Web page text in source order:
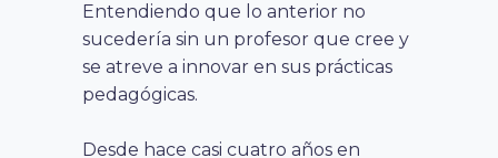
Entendiendo que lo anterior no
sucedería sin un profesor que cree y
se atreve a innovar en sus prácticas
pedagógicas.
Desde hace casi cuatro años en